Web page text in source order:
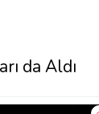
da Aldı